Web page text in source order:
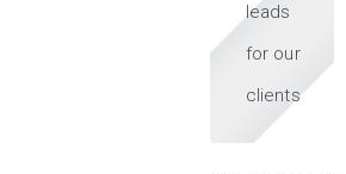
leads
for our
clients